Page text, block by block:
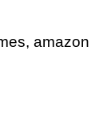
amazon